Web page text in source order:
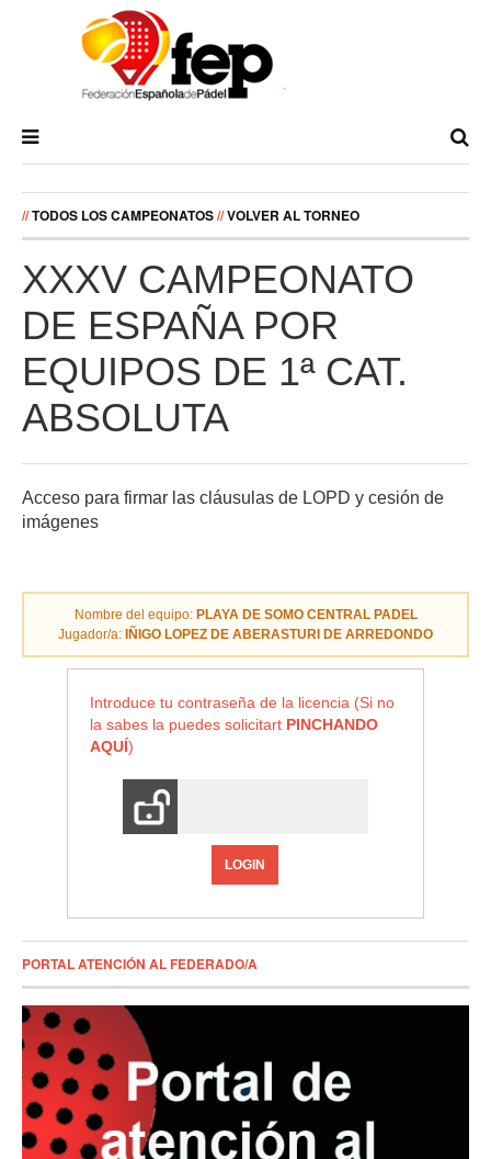
//TODOS LOS CAMPEONATOS//VOLVER AL TORNEO
XXXV CAMPEONATO
DE ESPAÑA POR
EQUIPOS DE 1ª CAT.
ABSOLUTA
Acceso para firmar las cláusulas de LOPD y cesión de
imágenes
Nombre del equipo: PLAYA DE SOMO CENTRAL PADEL
Jugador/a: IÑIGO LOPEZ DE ABERASTURI DE ARREDONDO
Introduce tu contraseña de la licencia (Si no
la sabes la puedes solicitart PINCHANDO
AQUÍ)
LOGIN
PORTAL ATENCIÓN AL FEDERADO/A